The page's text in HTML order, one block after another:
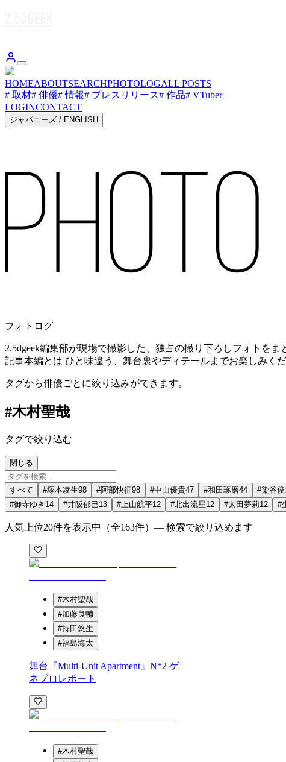
HOMEABOUTSEARCHPHOTOLOGALL POSTS
# 取材# 俳優# 情報# プレスリリース# 作品# VTuber
LOGINCONTACT
ジャパニーズ / ENGLISH
フォトログ
2.5dgeek編集部が現場で撮影した、独占の撮り下ろしフォトをま
記事本編とは ひと味違う、舞台裏やディテールまでお楽しみくだ
タグから俳優ごとに絞り込みができます。
#⽊村聖哉
タグで絞り込む
閉じる
すべて #塚本凌生98 #阿部快征98 #中山優貴47 #和田琢磨44 #染谷俊
#御寺ゆき 14 #井阪郁巳13 #上山航平12 #北出流星12 #太田夢莉12 #
人気上位20件を表示中（全163件）― 検索で絞り込めます
#⽊村聖哉
#加藤良輔
#持⽥悠⽣
#福島海太
舞台『Multi-Unit Apartment』N*2 ゲ
ネプロレポート
#⽊村聖哉